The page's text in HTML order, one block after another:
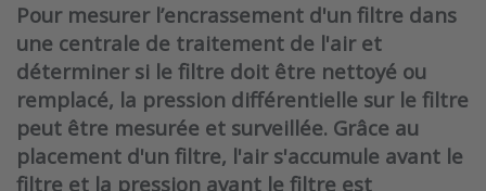
Pour mesurer l’encrassement d'un filtre dans
une centrale de traitement de l'air et
déterminer si le filtre doit être nettoyé ou
remplacé, la pression différentielle sur le filtre
peut être mesurée et surveillée. Grâce au
placement d'un filtre, l'air s'accumule avant le
filtre et la pression avant le filtre est